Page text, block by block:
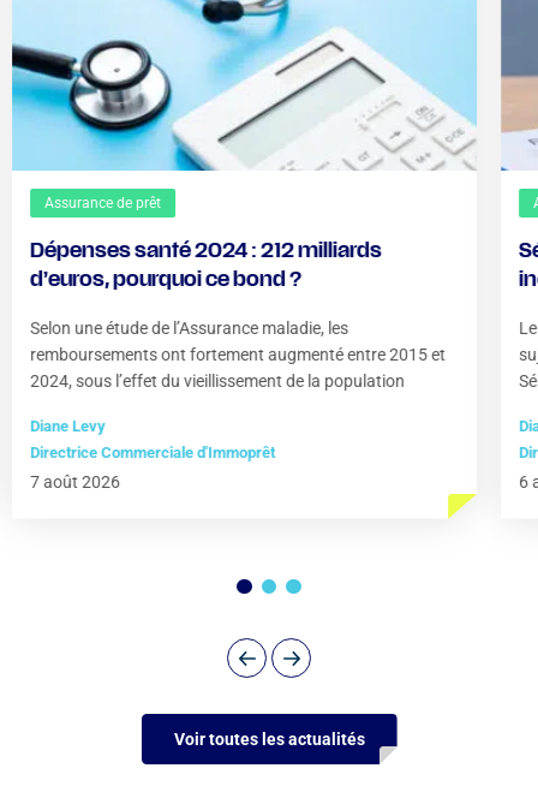
Assurance de prêt
Dépenses santé 2024 : 212 milliards
d’euros, pourquoi ce bond ?
Selon une étude de l’Assurance maladie, les
remboursements ont fortement augmenté entre 2015 et
2024, sous l’effet du vieillissement de la population
Diane Levy
Directrice Commerciale d'Immoprêt
7 août 2026 6
Voir toutes les actualités